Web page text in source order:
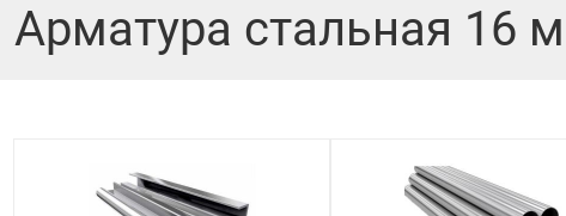
Арматура стальная 16